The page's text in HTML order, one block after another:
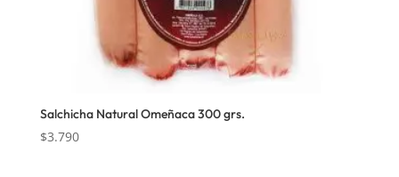
Salchicha Natural Omeñaca 300 grs.
$3.790